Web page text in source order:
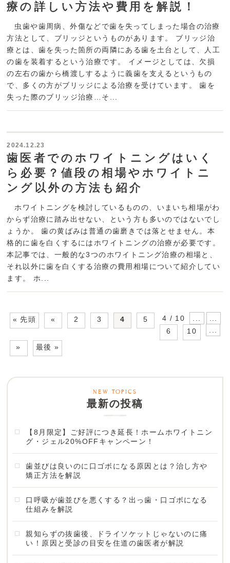
療の詳しい方法や費用を解説！
虫歯や歯周病、外傷などで歯を失ってしまった場合の治療
方法として、ブリッジというものがあります。 ブリッジ治
療とは、歯を失った箇所の両隣にある歯を土台として、人工
の歯を装着するという治療です。 イメージとしては、欠損
の左右の歯から橋渡しするように義歯を支えるというもの
で、多くの方がブリッジによる治療を受けています。 歯を
失った際のブリッジ治療…そ...
2024.12.23
歯医者でのホワイトニングはいく
ら必要？値段の相場やホワイトニ
ング以外の方法も紹介
ホワイトニングを検討しているものの、いまいち相場がわ
からず治療に踏み出せない、という方も多いのではないでし
ょうか。 歯の黄ばみは普通の歯磨きでは落とせません。本
格的に歯を白くするにはホワイトニングの治療が必要です。
本記事では、一般的な3つのホワイトニング治療の相場と、
それ以外に歯を白くする治療の費用相場について紹介してい
ます。 ホ...
4 / 10
« 先頭 « ...
2 3 4
5
6
...
10
...
» 最後 »
最新の投稿
【8月限定】ご好評につき延長！ホームホワイトニン
グ・ジェル20%OFFキャンペーン！
歯並びは良いのに口ゴボになる原因とは？治し方や
矯正方法を解説
口呼吸が歯並びを悪くする？出っ歯・口ゴボになる
仕組みを解説
親知らずの抜歯後、ドライソケットじゃないのに痛
い！原因と受診の目安を住道の歯医者が解説